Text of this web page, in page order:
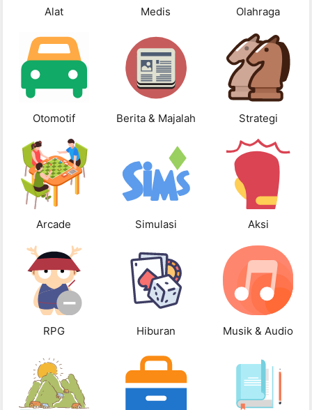
Alat Medis Olahraga
Otomotif Berita & Majalah Strategi
Arcade Simulasi Aksi
RPG Hiburan Musik & Audio